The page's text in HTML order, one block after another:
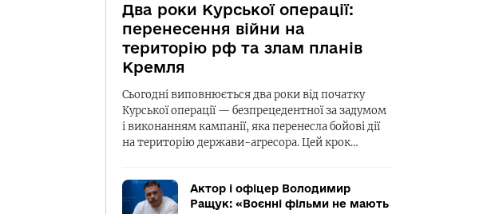
Два роки Курської операції:
перенесення війни на
територію рф та злам планів
Кремля
Сьогодні виповнюється два роки від початку
Курської операції — безпрецедентної за задумом
і виконанням кампанії, яка перенесла бойові дії
на територію держави-агресора. Цей крок…
Актор і офіцер Володимир
Ращук: «Воєнні фільми не мають